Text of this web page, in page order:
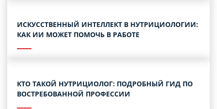
ИСКУССТВЕННЫЙ ИНТЕЛЛЕКТ В НУТРИЦИОЛОГИИ:
КАК ИИ МОЖЕТ ПОМОЧЬ В РАБОТЕ
КТО ТАКОЙ НУТРИЦИОЛОГ: ПОДРОБНЫЙ ГИД ПО
ВОСТРЕБОВАННОЙ ПРОФЕССИИ